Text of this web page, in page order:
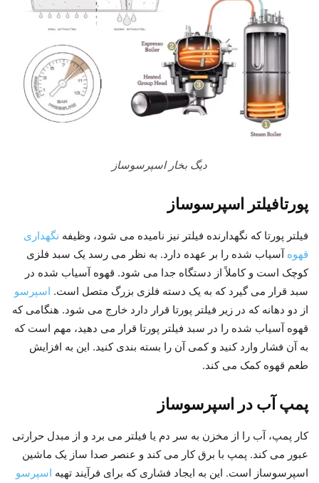
دیگ بخار اسپرسوساز
پورتافیلتر اسپرسوساز
فیلتر پورتا که نگهدارنده فیلتر نیز نامیده می شود، وظیفه نگهداری
قهوه آسیاب شده را بر عهده دارد. به نظر می رسد یک سبد فلزی
کوچک است و کاملاً از دستگاه جدا می شود. قهوه آسیاب شده در
سبد قرار می گیرد که به یک دسته فلزی بزرگ متصل است. اسپرسو
از دو دهانه که در زیر فیلتر پورتا قرار دارد خارج می شود. هنگامی که
قهوه آسیاب شده را در سبد فیلتر پورتا قرار می دهید، مهم است که
به آن فشار وارد کنید و کمی آن را بسته بندی کنید. این به افزایش
طعم قهوه کمک می کند.
پمپ آب در اسپرسوساز
کار پمپ، آب را از مخزن به سر دم یا فیلتر می برد و از مبدل حرارتی
عبور می کند. پمپ با برق کار می کند و عنصر صدا ساز یک ماشین
اسپرسوساز است. این به ایجاد فشاری که برای فرآیند تهیه اسپرسو